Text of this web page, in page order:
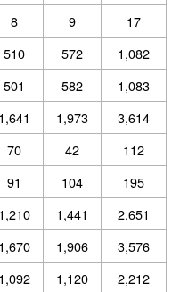
8 9
17
510 572
1,082
501 582
1,083
1,641 1,973
3,614
70 42
112
91 104
195
1,210 1,441
2,651
1,670 1,906
3,576
1,092 1,120
2,212